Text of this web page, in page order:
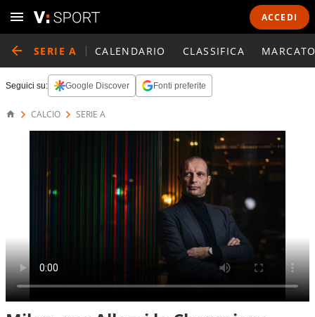
ACCEDI
SERIE A CALENDARIO CLASSIFICA
Seguici su: Google Discover Fonti preferite
CALCIO SERIE A